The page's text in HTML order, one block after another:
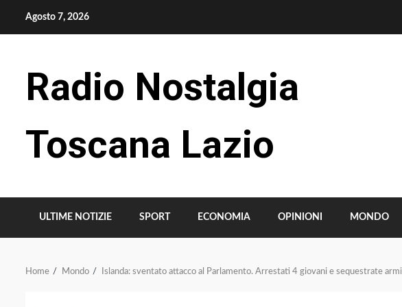
Agosto 7, 2026
Radio Nostalgia
Toscana Lazio
ULTIME NOTIZIE SPORT ECONOMIA OPINIONI MONDO
Home Mondo Islanda: sventato attacco al Parlamento. Arrestati 4 giovani e sequestrate armi